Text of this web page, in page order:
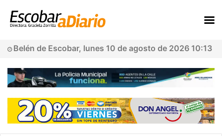
Belén de Escobar, lunes 10 de agosto de 2026 10:13